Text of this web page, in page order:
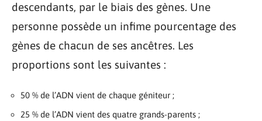
descendants, par le biais des gènes. Une
personne possède un infime pourcentage des
gènes de chacun de ses ancêtres. Les
proportions sont les suivantes :
50 % de l’ADN vient de chaque géniteur ;
25 % de l’ADN vient des quatre grands-parents ;